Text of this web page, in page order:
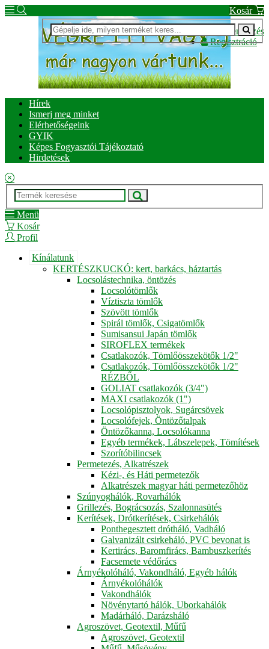
Kosár
Bejelentkezés
Regisztráció
Hírek
Ismerj meg minket
Elérhetőségeink
GYIK
Képes Fogyasztói Tájékoztató
Hirdetések
Menü
Kosár
Profil
Kínálatunk
KERTÉSZKUCKÓ: kert, barkács, háztartás
Locsolástechnika, öntözés
Locsolótömlők
Víztiszta tömlők
Szövött tömlők
Spirál tömlők, Csigatömlők
Sumisansui Japán tömlők
SIROFLEX termékek
Csatlakozók, Tömlőösszekötők 1/2"
Csatlakozók, Tömlőösszekötők 1/2"
RÉZBŐL
GOLIAT csatlakozók (3/4")
MAXI csatlakozók (1")
Locsolópisztolyok, Sugárcsövek
Locsolófejek, Öntözőtalpak
Öntözőkanna, Locsolókanna
Egyéb termékek, Lábszelepek, Tömítések
Szorítóbilincsek
Permetezés, Alkatrészek
Kézi-, és Háti permetezők
Alkatrészek magyar háti permetezőhöz
Szúnyoghálók, Rovarhálók
Grillezés, Bográcsozás, Szalonnasütés
Kerítések, Drótkerítések, Csirkehálók
Ponthegesztett drótháló, Vadháló
Galvanizált csirkeháló, PVC bevonat is
Kertirács, Baromfirács, Bambuszkerítés
Facsemete védőrács
Árnyékolóháló, Vakondháló, Egyéb hálók
Árnyékolóhálók
Vakondhálók
Növénytartó hálók, Uborkahálók
Madárháló, Darázsháló
Agroszövet, Geotextil, Műfű
Agroszövet, Geotextil